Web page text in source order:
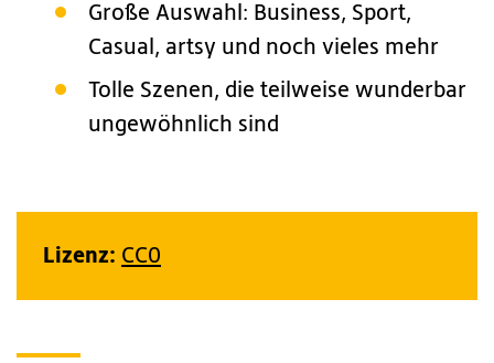
Große Auswahl: Business, Sport,
Casual, artsy und noch vieles mehr
Tolle Szenen, die teilweise wunderbar
ungewöhnlich sind
Lizenz: CC0